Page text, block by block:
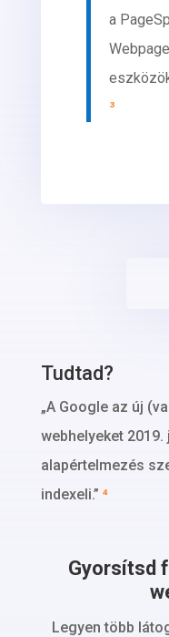
a
³
Tudtad?
„A Google az új
webhelyeket
alapértelmezés
indexeli.” ⁴
Gyorsítsd
Legyen több